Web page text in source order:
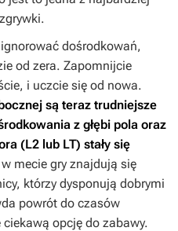
dośrodkowań,
od zera. Zapomnijcie
i uczcie się od nowa.
są teraz trudniejsze
z głębi pola oraz
(L2 lub LT) stały się
mecie gry znajdują się
którzy dysponują dobrymi
powrót do czasów
opcję do zabawy.